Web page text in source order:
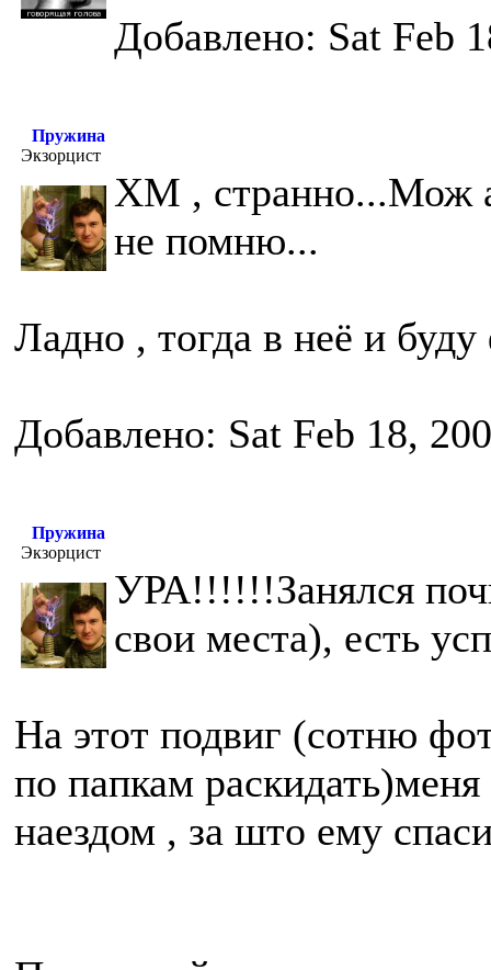
Добавлено: Sat Feb
Пружина
Экзорцист
ХМ , странно...Мож
не помню...
Ладно , тогда в неё и
Добавлено: Sat Feb 18,
Пружина
Экзорцист
УРА!!!!!!Занялся
свои места), есть
На этот подвиг (сотню
по папкам
наездом , за што ему